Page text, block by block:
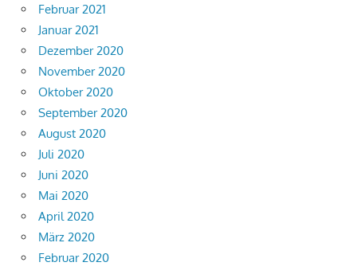
Februar 2021
Januar 2021
Dezember 2020
November 2020
Oktober 2020
September 2020
August 2020
Juli 2020
Juni 2020
Mai 2020
April 2020
März 2020
Februar 2020